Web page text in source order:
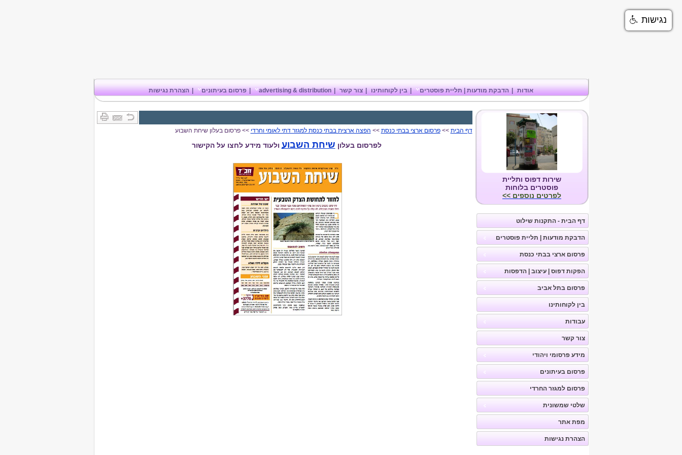
אודות | הדבקת מודעות | תליית פוסטרים | בין לקוחותינו | צור קשר |
advertising & distribution
| פרסום בעיתונים | הצהרת נגישות
שירות דפוס ותליית
פוסטרים בלוחות
לפרטים נוספים >>
דף הבית - התקנות שילוט
הדבקת מודעות | תליית פוסטרים
פרסום ארצי בבתי כנסת
הפקות דפוס | עיצוב | הדפסות
פרסום בתל אביב
בין לקוחותינו
עבודות
צור קשר
מידע פרסומי ויהודי
פרסום בעיתונים
פרסום למגזר החרדי
שלטי שמשונית
מפת אתר
הצהרת נגישות
דף הבית >>פרסום ארצי בבתי כנסת >> הפצה ארצית בבתי כנסת למגזר דתי לאומי וחרדי >> פרסום בעלון שיחת השבוע
לפרסום בעלון שיחת השבוע ולעוד מידע לחצו על הקישור
נגישות